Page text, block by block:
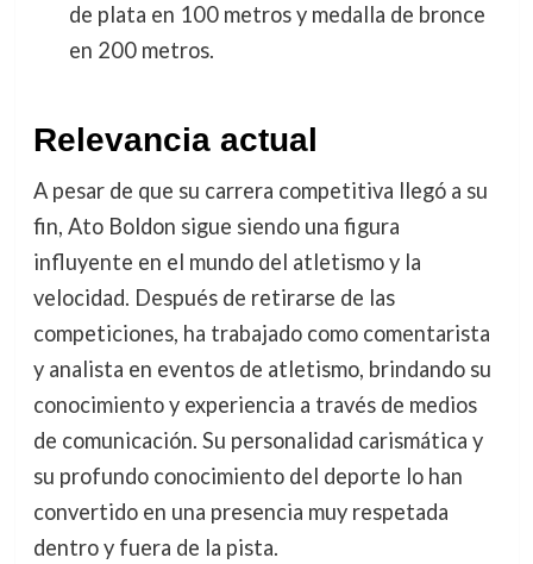
de plata en 100 metros y medalla de bronce
en 200 metros.
Relevancia actual
A pesar de que su carrera competitiva llegó a su
fin, Ato Boldon sigue siendo una figura
influyente en el mundo del atletismo y la
velocidad. Después de retirarse de las
competiciones, ha trabajado como comentarista
y analista en eventos de atletismo, brindando su
conocimiento y experiencia a través de medios
de comunicación. Su personalidad carismática y
su profundo conocimiento del deporte lo han
convertido en una presencia muy respetada
dentro y fuera de la pista.